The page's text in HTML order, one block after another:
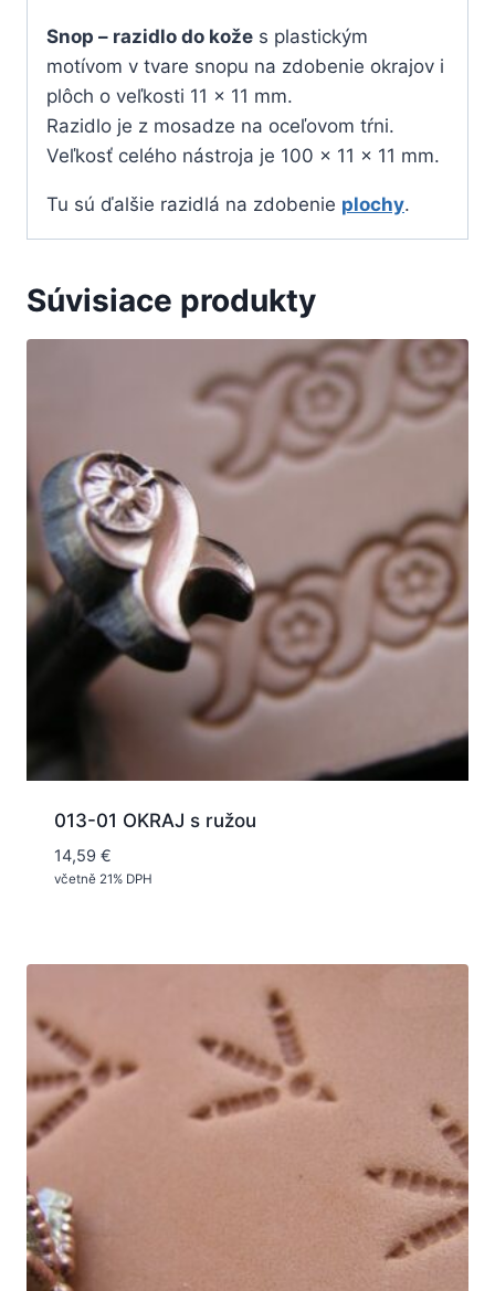
Snop – razidlo do kože s plastickým
motívom v tvare snopu na zdobenie okrajov i
plôch o veľkosti 11 x 11 mm.
Razidlo je z mosadze na oceľovom tŕni.
Veľkosť celého nástroja je 100 x 11 x 11 mm.
Tu sú ďalšie razidlá na zdobenie plochy.
Súvisiace produkty
013-01 OKRAJ s ružou
14,59 €
včetně 21% DPH